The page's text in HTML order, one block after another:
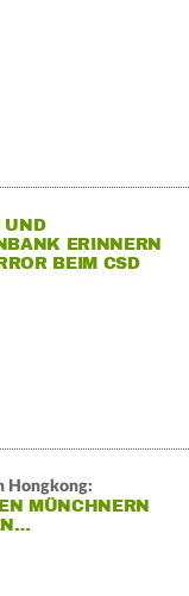
UND
ERINNERN
BEIM CSD
Hongkong:
MÜNCHNERN